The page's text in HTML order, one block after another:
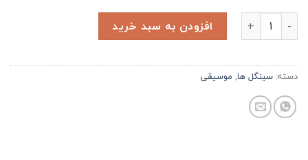
Woo Single #2 عدد افزودن به سبد خرید
دسته: سینگل ها, موسیقی